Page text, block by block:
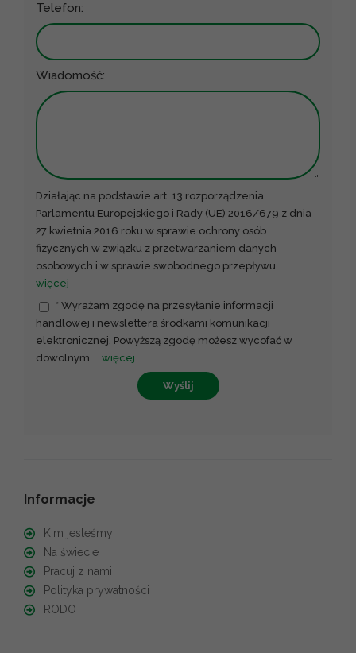
Telefon:
Wiadomość:
Działając na podstawie art. 13 rozporządzenia
Parlamentu Europejskiego i Rady (UE) 2016/679 z dnia
27 kwietnia 2016 roku w sprawie ochrony osób
fizycznych w związku z przetwarzaniem danych
osobowych i w sprawie swobodnego przepływu ...
więcej
* Wyrażam zgodę na przesyłanie informacji
handlowej i newslettera środkami komunikacji
elektronicznej. Powyższą zgodę możesz wycofać w
dowolnym ... więcej
Wyślij
Informacje
Kim jesteśmy
Na świecie
Pracuj z nami
Polityka prywatności
RODO